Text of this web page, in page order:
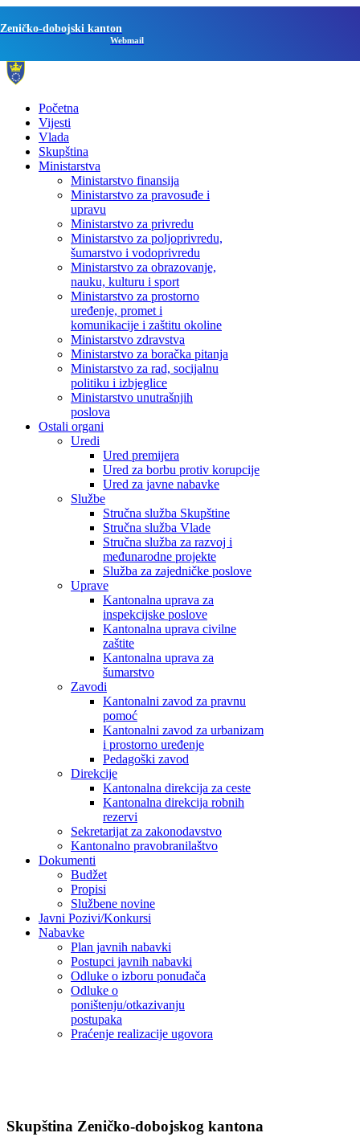
Zeničko-dobojski kanton
Webmail
Početna
Vijesti
Vlada
Skupština
Ministarstva
Ministarstvo finansija
Ministarstvo za pravosuđe i
upravu
Ministarstvo za privredu
Ministarstvo za poljoprivredu,
šumarstvo i vodoprivredu
Ministarstvo za obrazovanje,
nauku, kulturu i sport
Ministarstvo za prostorno
uređenje, promet i
komunikacije i zaštitu okoline
Ministarstvo zdravstva
Ministarstvo za boračka pitanja
Ministarstvo za rad, socijalnu
politiku i izbjeglice
Ministarstvo unutrašnjih
poslova
Ostali organi
Uredi
Ured premijera
Ured za borbu protiv korupcije
Ured za javne nabavke
Službe
Stručna služba Skupštine
Stručna služba Vlade
Stručna služba za razvoj i
međunarodne projekte
Služba za zajedničke poslove
Uprave
Kantonalna uprava za
inspekcijske poslove
Kantonalna uprava civilne
zaštite
Kantonalna uprava za
šumarstvo
Zavodi
Kantonalni zavod za pravnu
pomoć
Kantonalni zavod za urbanizam
i prostorno uređenje
Pedagoški zavod
Direkcije
Kantonalna direkcija za ceste
Kantonalna direkcija robnih
rezervi
Sekretarijat za zakonodavstvo
Kantonalno pravobranilaštvo
Dokumenti
Budžet
Propisi
Službene novine
Javni Pozivi/Konkursi
Nabavke
Plan javnih nabavki
Postupci javnih nabavki
Odluke o izboru ponuđača
Odluke o
poništenju/otkazivanju
postupaka
Praćenje realizacije ugovora
Skupština Zeničko-dobojskog kantona